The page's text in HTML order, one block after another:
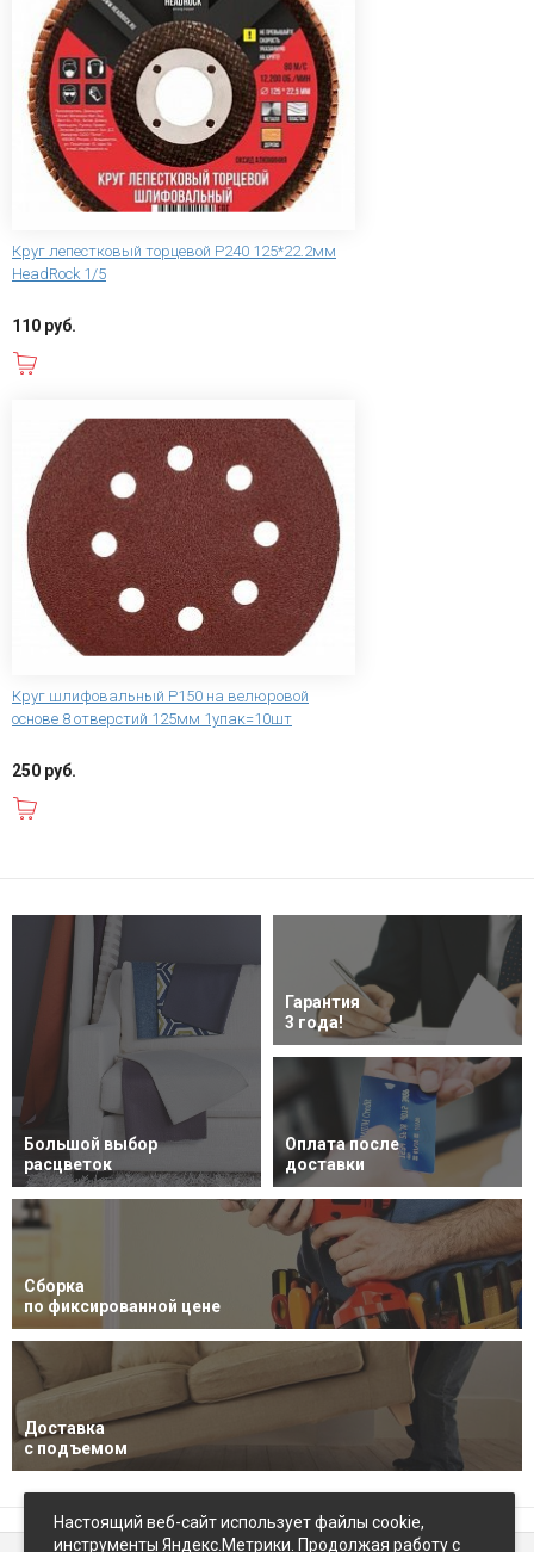
Круг лепестковый торцевой P240 125*22.2мм
HeadRock 1/5
110 руб.
Круг шлифовальный Р150 на велюровой
основе 8 отверстий 125мм 1упак=10шт
250 руб.
Большой выбор
расцветок
Гарантия
3 года!
Оплата после
доставки
Сборка
по фиксированной цене
Доставка
с подъемом
Настоящий веб-сайт использует файлы cookie,
инструменты Яндекс.Метрики. Продолжая работу с